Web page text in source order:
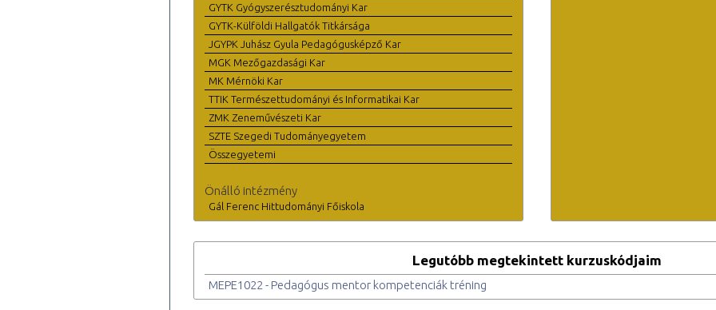
GYTK Gyógyszerésztudományi Kar
GYTK-Külföldi Hallgatók Titkársága
JGYPK Juhász Gyula Pedagógusképző Kar
MGK Mezőgazdasági Kar
MK Mérnöki Kar
TTIK Természettudományi és Informatikai Kar
ZMK Zeneművészeti Kar
SZTE Szegedi Tudományegyetem
Összegyetemi
Önálló intézmény
Gál Ferenc Hittudományi Főiskola
Legutóbb megtekintett kurzuskódjaim
MEPE1022 - Pedagógus mentor kompetenciák tréning